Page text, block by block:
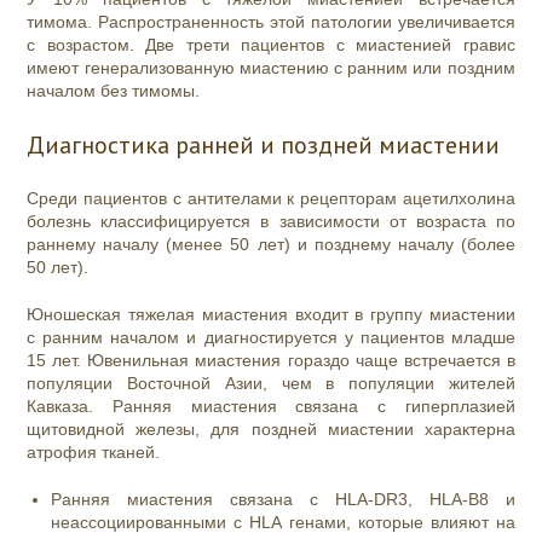
тимома. Распространенность этой патологии увеличивается
с возрастом. Две трети пациентов с миастенией гравис
имеют генерализованную миастению с ранним или поздним
началом без тимомы.
Диагностика ранней и поздней миастении
Среди пациентов с антителами к рецепторам ацетилхолина
болезнь классифицируется в зависимости от возраста по
раннему началу (менее 50 лет) и позднему началу (более
50 лет).
Юношеская тяжелая миастения входит в группу миастении
с ранним началом и диагностируется у пациентов младше
15 лет. Ювенильная миастения гораздо чаще встречается в
популяции Восточной Азии, чем в популяции жителей
Кавказа. Ранняя миастения связана с гиперплазией
щитовидной железы, для поздней миастении характерна
атрофия тканей.
Ранняя миастения связана с HLA-DR3, HLA-B8 и
неассоциированными с HLA генами, которые влияют на